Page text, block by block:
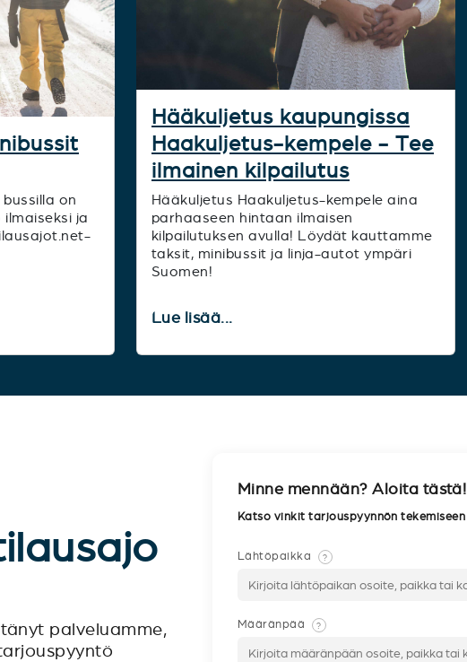
on
ja
Hääkuljetus kaupungissa
Haakuljetus-kempele - Tee
ilmainen kilpailutus
Hääkuljetus Haakuljetus-kempele aina
parhaaseen hintaan ilmaisen
kilpailutuksen avulla! Löydät kauttamme
taksit, minibussit ja linja-autot ympäri
Suomen!
Lue lisää...
palveluamme,
Minne mennään? Aloita tästä!
Katso vinkit tarjouspyynnön tekemiseen
Lähtöpaikka ?
Määränpää ?